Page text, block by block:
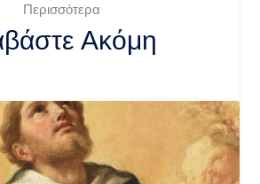
Περισσότερα
Ακόμη